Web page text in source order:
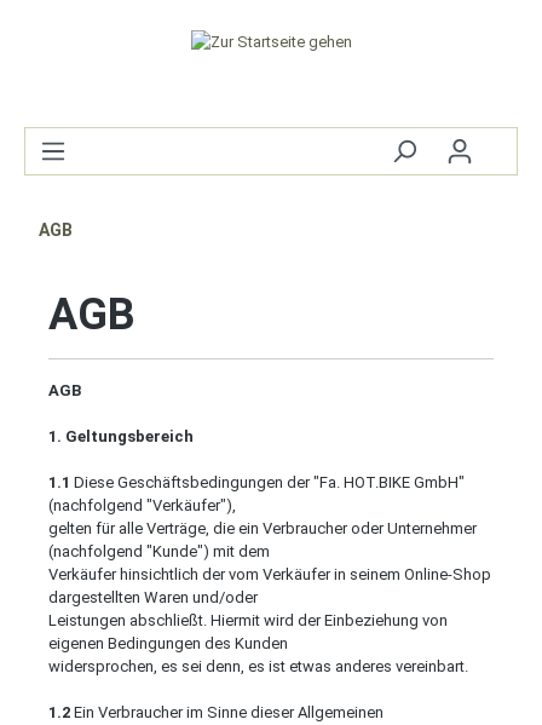
AGB
AGB
AGB
1. Geltungsbereich
1.1 Diese Geschäftsbedingungen der "Fa. HOT.BIKE GmbH"
(nachfolgend "Verkäufer"),
gelten für alle Verträge, die ein Verbraucher oder Unternehmer
(nachfolgend "Kunde") mit dem
Verkäufer hinsichtlich der vom Verkäufer in seinem Online-Shop
dargestellten Waren und/oder
Leistungen abschließt. Hiermit wird der Einbeziehung von
eigenen Bedingungen des Kunden
widersprochen, es sei denn, es ist etwas anderes vereinbart.
1.2 Ein Verbraucher im Sinne dieser Allgemeinen